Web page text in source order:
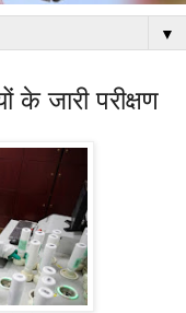
▼
के जारी परीक्षण